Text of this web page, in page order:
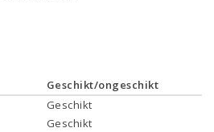
Geschikt/ongeschikt
Geschikt
Geschikt